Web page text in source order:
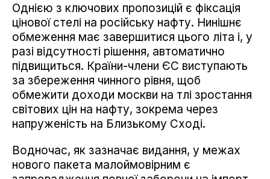
Однією з ключових пропозицій є фіксація
цінової стелі на російську нафту. Нинішнє
обмеження має завершитися цього літа і, у
разі відсутності рішення, автоматично
підвищиться. Країни-члени ЄС виступають
за збереження чинного рівня, щоб
обмежити доходи москви на тлі зростання
світових цін на нафту, зокрема через
напруженість на Близькому Сході.
Водночас, як зазначає видання, у межах
нового пакета малоймовірним є